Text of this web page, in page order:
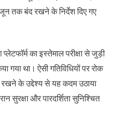
पहले
अस्थायी
रोक,
सरकार
ने
तक बंद रखने के निर्देश दिए गए
का इस्तेमाल परीक्षा से जुड़ी
गया था। ऐसी गतिविधियों पर रोक
रखने के उद्देश्य से यह कदम उठाया
सुरक्षा और पारदर्शिता सुनिश्चित